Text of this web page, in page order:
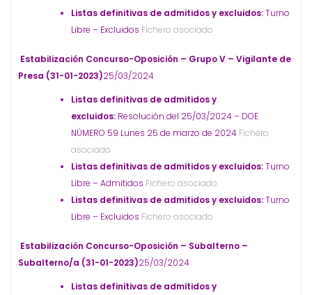
Listas definitivas de admitidos y excluidos:Turno
Libre – Excluidos Fichero asociado
Estabilización Concurso-Oposición – Grupo V – Vigilante de
Presa (31-01-2023)25/03/2024
Listas definitivas de admitidos y
excluidos: Resolución del 25/03/2024 – DOE
NÚMERO 59 Lunes 25 de marzo de 2024 Fichero
asociado
Listas definitivas de admitidos y excluidos:Turno
Libre – Admitidos Fichero asociado
Listas definitivas de admitidos y excluidos:Turno
Libre – Excluidos Fichero asociado
Estabilización Concurso-Oposición – Subalterno –
Subalterno/a (31-01-2023)25/03/2024
Listas definitivas de admitidos y